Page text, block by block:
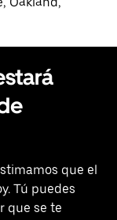
que el
Tú puedes
que se te